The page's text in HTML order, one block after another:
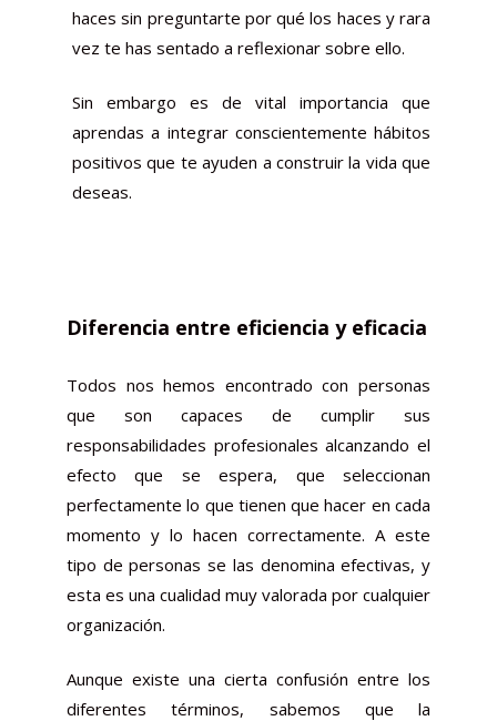
haces sin preguntarte por qué los haces y rara
vez te has sentado a reflexionar sobre ello.
Sin embargo es de vital importancia que
aprendas a integrar conscientemente hábitos
positivos que te ayuden a construir la vida que
deseas.
Diferencia entre eficiencia y eficacia
Todos nos hemos encontrado con personas
que son capaces de cumplir sus
responsabilidades profesionales alcanzando el
efecto que se espera, que seleccionan
perfectamente lo que tienen que hacer en cada
momento y lo hacen correctamente. A este
tipo de personas se las denomina efectivas, y
esta es una cualidad muy valorada por cualquier
organización.
Aunque existe una cierta confusión entre los
diferentes términos, sabemos que la